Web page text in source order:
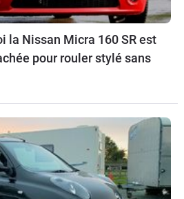
la Nissan Micra 160 SR est
pour rouler stylé sans